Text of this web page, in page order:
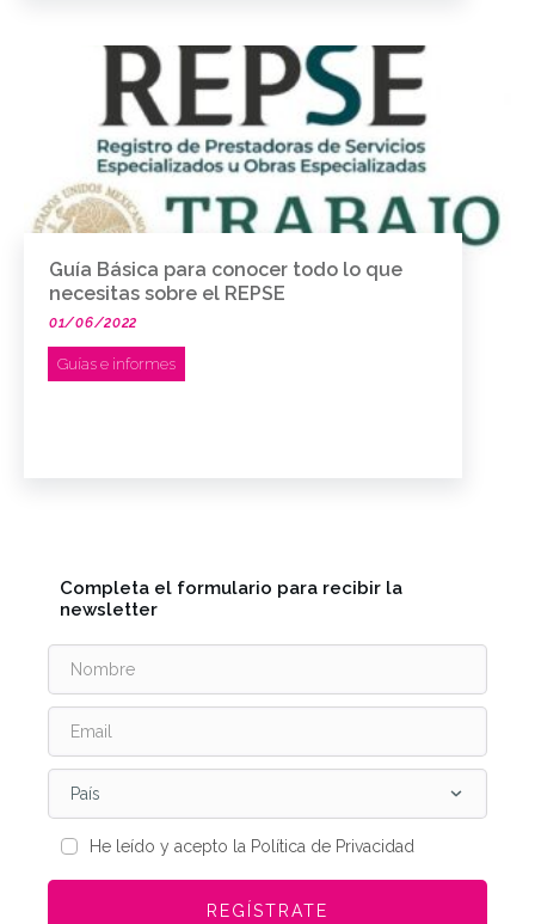
Guía Básica para conocer todo lo que
necesitas sobre el REPSE
01/06/2022
Guías e informes
Completa el formulario para recibir la
newsletter
País
He leído y acepto la Política de Privacidad
REGÍSTRATE